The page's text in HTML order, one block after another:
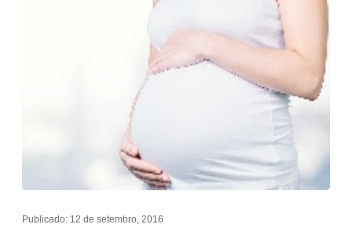
Publicado: 12 de setembro, 2016